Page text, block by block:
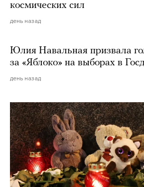
космических сил
день назад
Юлия Навальная призвала
за «Яблоко» на выборах в
день назад